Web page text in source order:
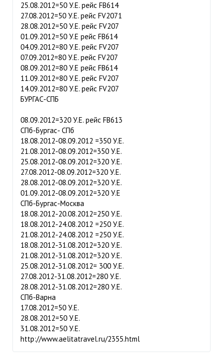
25.08.2012=50 У.Е. рейс FB614
27.08.2012=50 У.Е. рейс FV2071
28.08.2012=50 У.Е. рейс FV207
01.09.2012=50 У.Е рейс FB614
04.09.2012=80 У.Е. рейс FV207
07.09.2012=80 У.Е. рейс FV207
08.09.2012=80 У.Е рейс FB614
11.09.2012=80 У.Е. рейс FV207
14.09.2012=80 У.Е. рейс FV207
БУРГАС-СПБ
08.09.2012=320 У.Е. рейс FB613
СПб-Бургас- СПб
18.08.2012-08.09.2012 =350 У.Е.
21.08.2012-08.09.2012=350 У.Е.
25.08.2012-08.09.2012=320 У.Е.
27.08.2012-08.09.2012=320 У.Е.
28.08.2012-08.09.2012=320 У.Е.
01.09.2012-08.09.2012=320 У.Е
СПб-Бургас-Москва
18.08.2012-20.08.2012=250 У.Е.
18.08.2012-24.08.2012 =250 У.Е.
21.08.2012-24.08.2012 =250 У.Е.
18.08.2012-31.08.2012=320 У.Е.
21.08.2012-31.08.2012=320 У.Е.
25.08.2012-31.08.2012= 300 У.Е.
27.08.2012-31.08.2012=280 У.Е.
28.08.2012-31.08.2012=280 У.Е.
СПб-Варна
17.08.2012=50 У.Е.
28.08.2012=50 У.Е.
31.08.2012=50 У.Е.
http://www.aelitatravel.ru/2355.html